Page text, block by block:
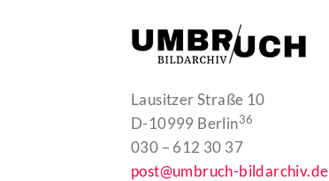
Lausitzer Straße 10
D-10999 Berlin36
030 – 612 30 37
post@umbruch-bildarchiv.de